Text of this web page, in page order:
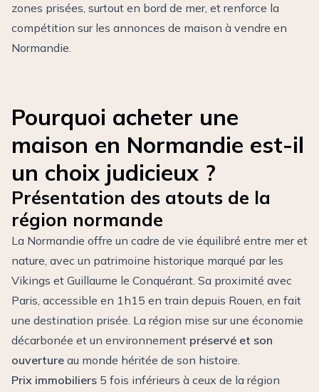
zones prisées, surtout en bord de mer, et renforce la
compétition sur les annonces de maison à vendre en
Normandie.
Pourquoi acheter une
maison en Normandie est-il
un choix judicieux ?
Présentation des atouts de la
région normande
La Normandie offre un cadre de vie équilibré entre mer et
nature, avec un patrimoine historique marqué par les
Vikings et Guillaume le Conquérant. Sa proximité avec
Paris, accessible en 1h15 en train depuis Rouen, en fait
une destination prisée. La région mise sur une économie
décarbonée et un environnement préservé et son
ouverture au monde héritée de son histoire.
Prix immobiliers 5 fois inférieurs à ceux de la région